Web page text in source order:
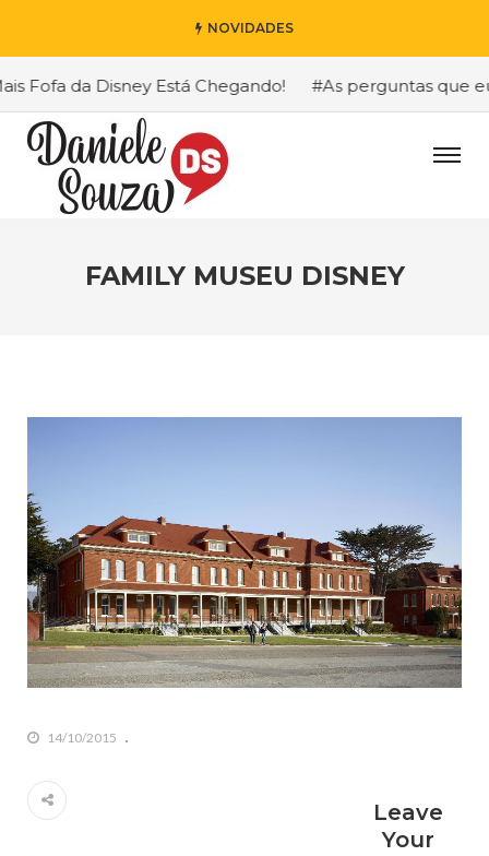
NOVIDADES
da Disney Está Chegando! #As perguntas que eu
FAMILY MUSEU DISNEY
14/10/2015
Leave
Your